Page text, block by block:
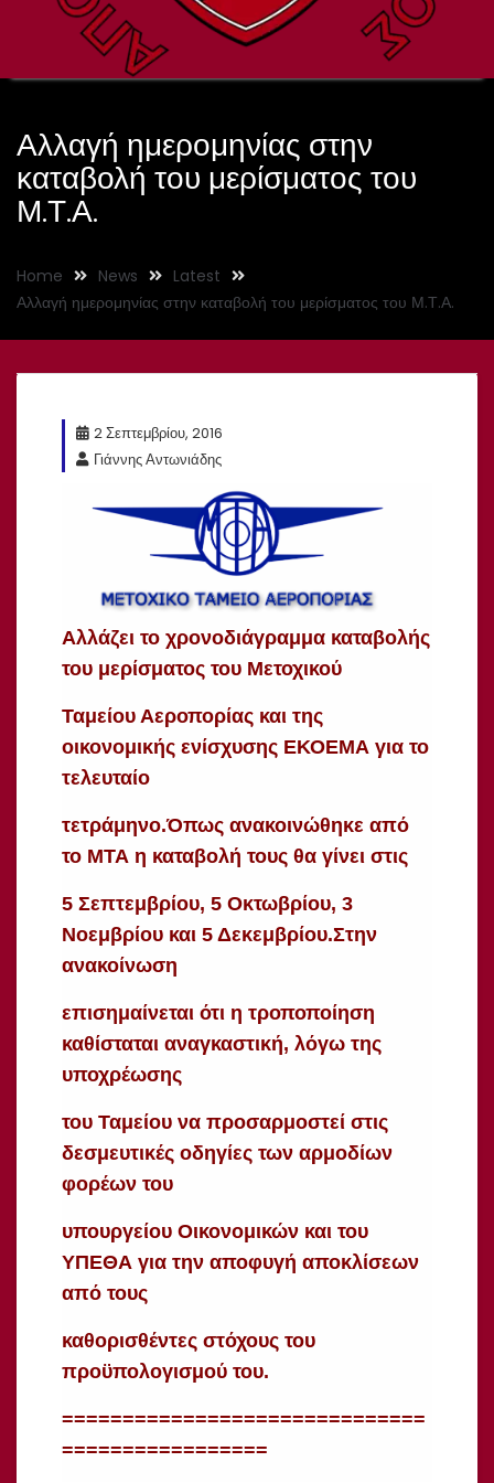
Αλλαγή ημερομηνίας στην
καταβολή του μερίσματος του
Μ.Τ.Α.
Home News
Latest
Αλλαγή ημερομηνίας στην καταβολή του μερίσματος του Μ.Τ.Α.
2 Σεπτεμβρίου, 2016
Γιάννης Αντωνιάδης
Αλλάζει το χρονοδιάγραμμα καταβολής
του μερίσματος του Μετοχικού
Ταμείου Αεροπορίας και της
οικονομικής ενίσχυσης ΕΚΟΕΜΑ για το
τελευταίο
τετράμηνο.Όπως ανακοινώθηκε από
το ΜΤΑ η καταβολή τους θα γίνει στις
5 Σεπτεμβρίου, 5 Οκτωβρίου, 3
Νοεμβρίου και 5 Δεκεμβρίου.Στην
ανακοίνωση
επισημαίνεται ότι η τροποποίηση
καθίσταται αναγκαστική, λόγω της
υποχρέωσης
του Ταμείου να προσαρμοστεί στις
δεσμευτικές οδηγίες των αρμοδίων
φορέων του
υπουργείου Οικονομικών και του
ΥΠΕΘΑ για την αποφυγή αποκλίσεων
από τους
καθορισθέντες στόχους του
προϋπολογισμού του.
==============================
=================